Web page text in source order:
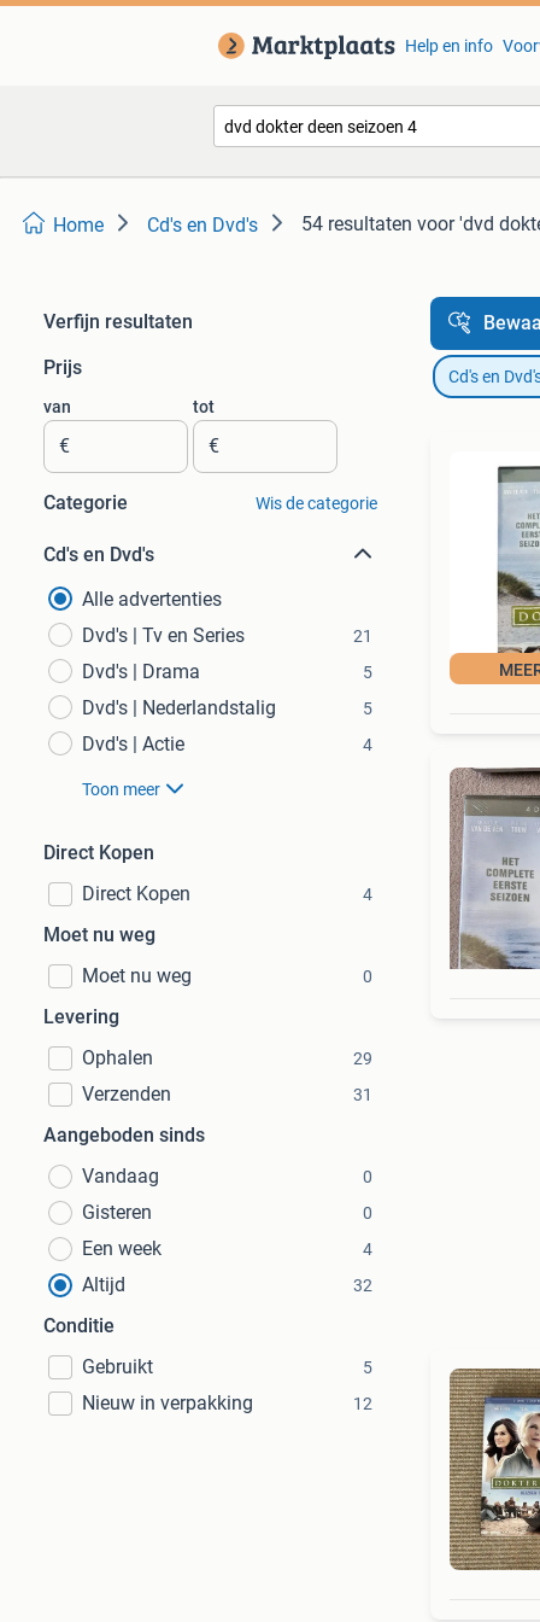
Help en info
Home Cd's en Dvd's 54 resultaten voor 'dvd
Verfijn resultaten
Prijs
van
€
tot
€
Categorie Wis de categorie
Cd's en Dvd's
Alle advertenties
Dvd's | Tv en Series
21
Dvd's | Drama 5
Dvd's | Nederlandstalig 5
Dvd's | Actie 4
Toon meer
Direct Kopen
Direct Kopen
4
Moet nu weg
Moet nu weg
0
Levering
Ophalen
29
Verzenden 31
Aangeboden sinds
Vandaag
0
Gisteren 0
Een week 4
Altijd 32
Conditie
Gebruikt
5
Nieuw in verpakking 12
Cd's en